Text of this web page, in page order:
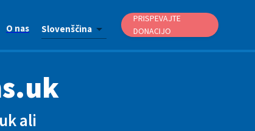
O nas Slovenščina
PRISPEVAJTE
DONACIJO
ali